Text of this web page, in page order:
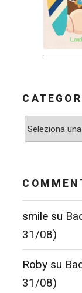
Categorie
smile su
31/08)
Roby su
31/08)